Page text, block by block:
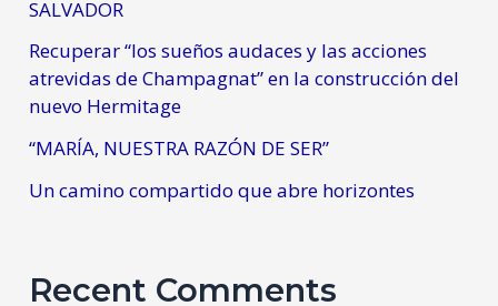
SALVADOR
Recuperar “los sueños audaces y las acciones
atrevidas de Champagnat” en la construcción del
nuevo Hermitage
“MARÍA, NUESTRA RAZÓN DE SER”
Un camino compartido que abre horizontes
Recent Comments